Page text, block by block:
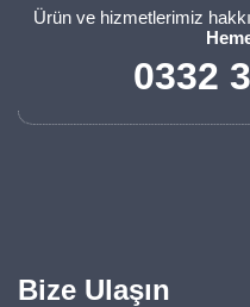
Ürün ve hizmetlerimiz
0332
Bize Ulaşın